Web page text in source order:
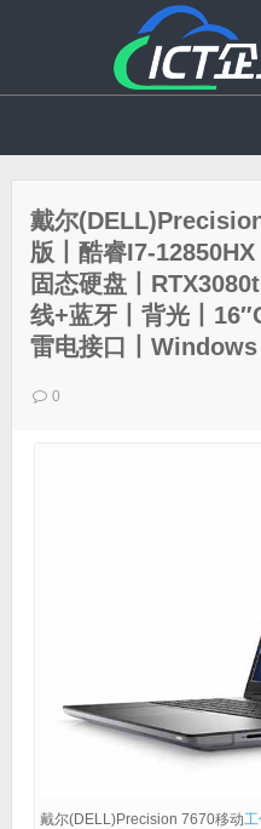
戴尔
版丨酷睿I7-
固态硬盘丨
线+蓝牙丨背光丨
雷电接口丨
0
戴尔(DELL)Precision 7670移动